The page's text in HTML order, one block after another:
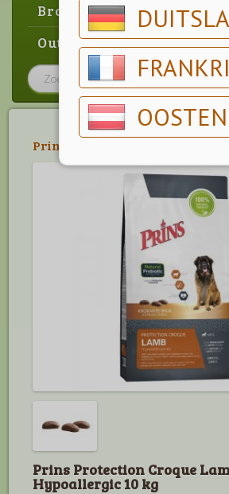
Brood & gebak
Outlet
Prins
Prins Protection Croque
Hypoallergic 10 kg